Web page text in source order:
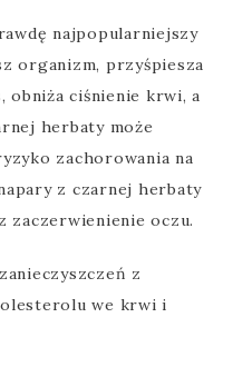
najpopularniejszy
organizm, przyśpiesza
obniża ciśnienie krwi, a
herbaty może
zachorowania na
z czarnej herbaty
zaczerwienienie oczu.
z
we krwi i